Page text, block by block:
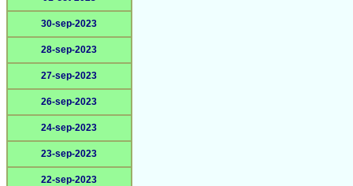
30-sep-2023
28-sep-2023
27-sep-2023
26-sep-2023
24-sep-2023
23-sep-2023
22-sep-2023